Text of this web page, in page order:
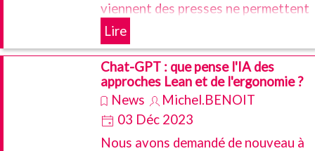
viennent des presses ne permettent
pas de les positionner correctement
sur le gabarit ... Et la qualité qui
nous dit que les pièces sont "limite
conformes" : nous on le voit bien
que ça ne se passe pas comme prévu
... !
Lire
Chat-GPT : que pense l'IA des
approches Lean et de l'ergonomie ?
News
Michel.BENOIT
03 Déc 2023
Nous avons demandé de nouveau à